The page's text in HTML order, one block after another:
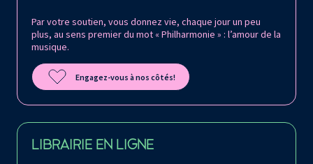
Par votre soutien, vous donnez vie, chaque jour un peu
plus, au sens premier du mot « Philharmonie » : l’amour de la
musique.
Engagez-vous à nos côtés!
LIBRAIRIE EN LIGNE